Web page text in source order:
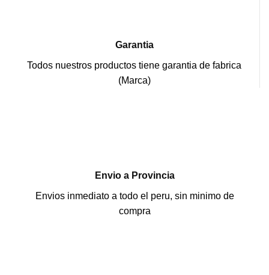
Garantia
Todos nuestros productos tiene garantia de fabrica
(Marca)
Envio a Provincia
Envios inmediato a todo el peru, sin minimo de
compra